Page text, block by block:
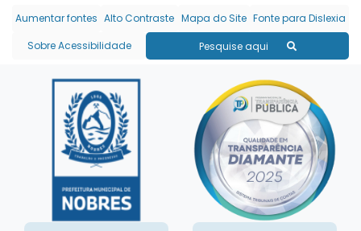
Seção de atalhos e
Ir para o conteúdo [alt+1]
Ir para o menu [alt+2]
Ir para a busca [alt+3]
Ir para o rodapé [alt+4]
Aumentar fontes Alto Contraste Mapa do Site Fonte para Dislexia
Sobre Acessibilidade
Pesquise aqui